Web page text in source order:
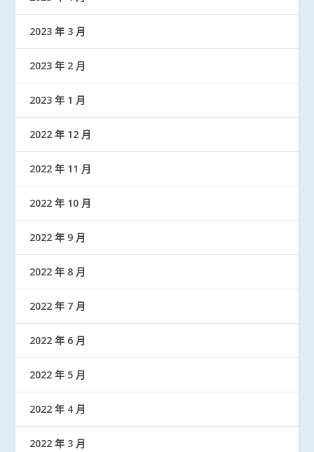
2023 年 3 月
2023 年 2 月
2023 年 1 月
2022 年 12 月
2022 年 11 月
2022 年 10 月
2022 年 9 月
2022 年 8 月
2022 年 7 月
2022 年 6 月
2022 年 5 月
2022 年 4 月
2022 年 3 月